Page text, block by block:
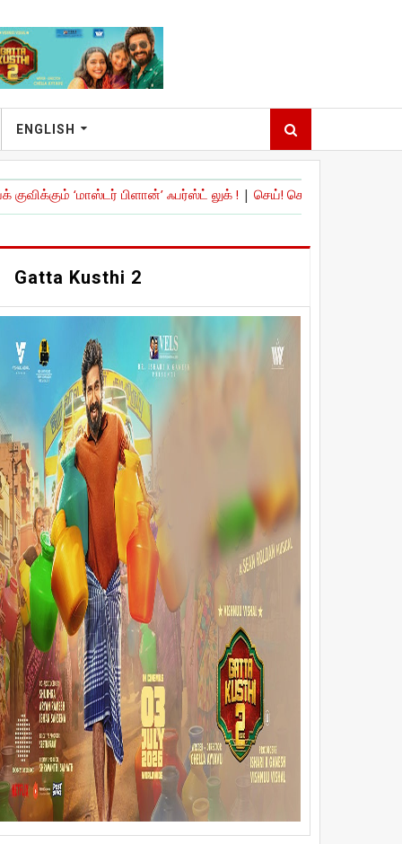
ENGLISH
பிளான்’ ஃபர்ஸ்ட் லுக் !| செய்! செய்யாதே!’ இசை மற்றும் டிரெய்லர்
Gatta Kusthi 2